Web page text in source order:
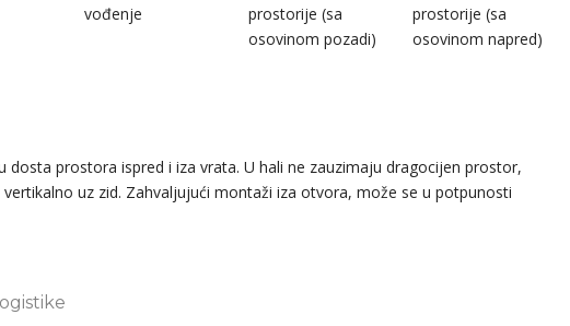
vođenje
prostorije (sa
osovinom pozadi)
prostorije (sa
osovinom napred)
prostora ispred i iza vrata. U hali ne zauzimaju dragocijen prostor,
uz zid. Zahvaljujući montaži iza otvora, može se u potpunosti